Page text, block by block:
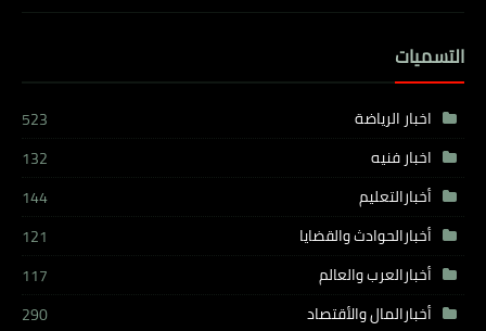
التسميات
اخبار الرياضة
523
اخبار فنيه
132
أخبارالتعليم
144
أخبارالحوادث والقضايا
121
أخبارالعرب والعالم
117
أخبارالمال والأقتصاد
290